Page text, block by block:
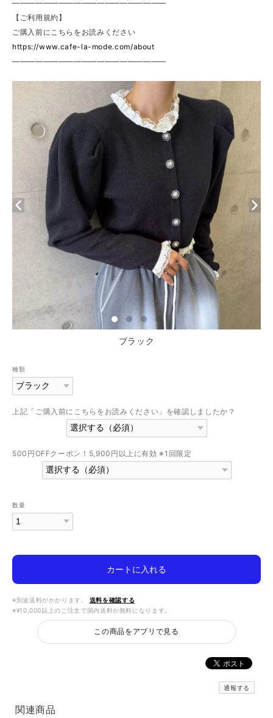
————————————————————
【ご利用規約】
ご購入前にこちらをお読みください
https://www.cafe-la-mode.com/about
————————————————————
ブラック
種類
上記「ご購入前にこちらをお読みください」を確認しましたか？
500円OFFクーポン！5,900円以上に有効 ※1回限定
数量
カートに入れる
※別途送料がかかります。
送料を確認する
※¥10,000以上のご注文で国内送料が無料になります。
この商品をアプリで見る
通報する
関連商品